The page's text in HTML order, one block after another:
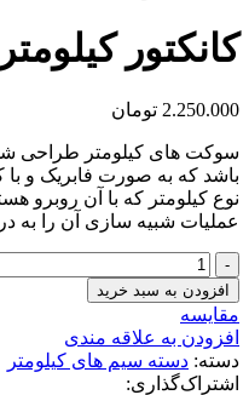
کانکتور
2.250.000 تومان
سوکت های کیلومتر طراحی
باشد که به صورت فابریک و با
نوع کیلومتر که با آن روبرو
عملیات شبیه سازی آن را به
کانکتور
کیلومتر
تیبا
-
ساینا
عدد
افزودن به سبد خرید
مقايسه
افزودن به علاقه مندی
دسته: دسته سیم های کیلومتر
اشتراک‌گذاری: